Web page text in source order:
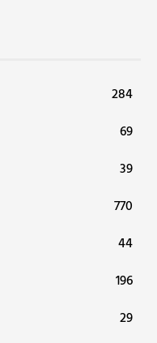
284
69
39
770
44
196
29